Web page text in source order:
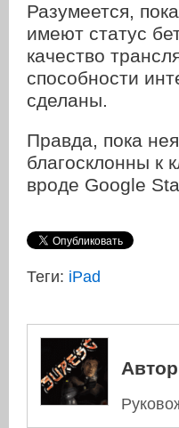
Разумеется,
имеют статус
качество
способности
сделаны.
Правда, пока
благосклонны к
вроде Google
Теги: iPad